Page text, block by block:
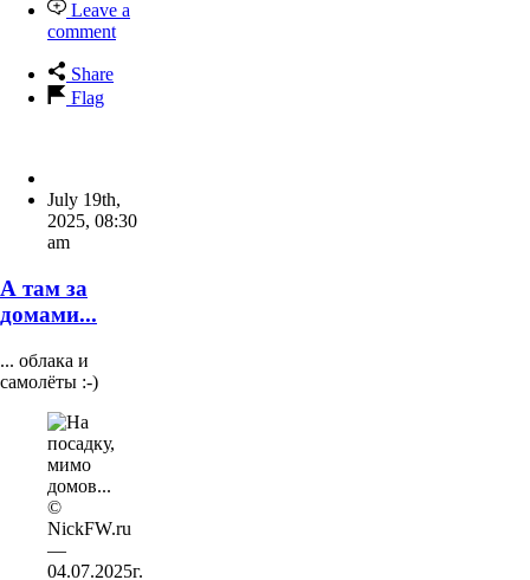
Leave a
comment
Share
Flag
July 19th,
2025, 08:30
am
А там за
домами...
... облака и
самолёты :-)